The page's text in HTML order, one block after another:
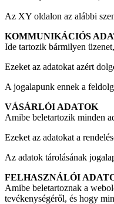
Az XY oldalon az alábbi
KOMMUNIKÁCIÓS
Ide tartozik bármilyen
Ezeket az adatokat azért
A jogalapunk ennek a
VÁSÁRLÓI ADATOK
Amibe beletartozik minden
Ezeket az adatokat a
Az adatok tárolásának
FELHASZNÁLÓI
Amibe beletartoznak a
tevékenységéről, és hogy